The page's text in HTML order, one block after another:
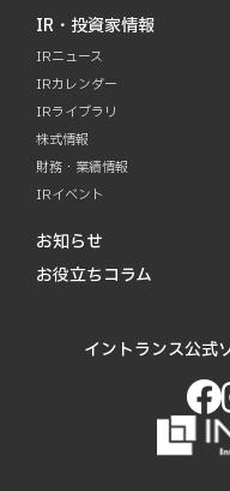
IR・投資家情報
IRニュース
IRカレンダー
IRライブラリ
株式情報
財務・業績情報
IRイベント
お知らせ
お役立ちコラム
イントランス公式